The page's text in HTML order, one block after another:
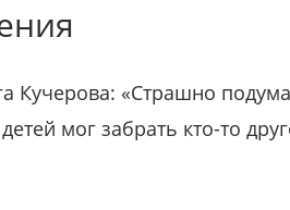
Кучерова: «Страшно
мог забрать кто-то